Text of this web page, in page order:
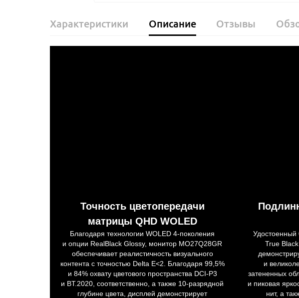
Характеристики Описание Отзывы
Точность цветопередачи
матрицы QHD WOLED
Благодаря технологии WOLED 4-поколения
и опции RealBlack Glossy, монитор MO27Q28GR
обеспечивает реалистичность визуального
контента с точностью Delta E<2. Благодаря 99,5%
и 84% охвату цветового пространства DCI-P3
и BT.2020, соответственно, а также 10-разрядной
глубине цвета, дисплей демонстрирует
Удостоенный
True
и
затененных
и пиковая
нит, а